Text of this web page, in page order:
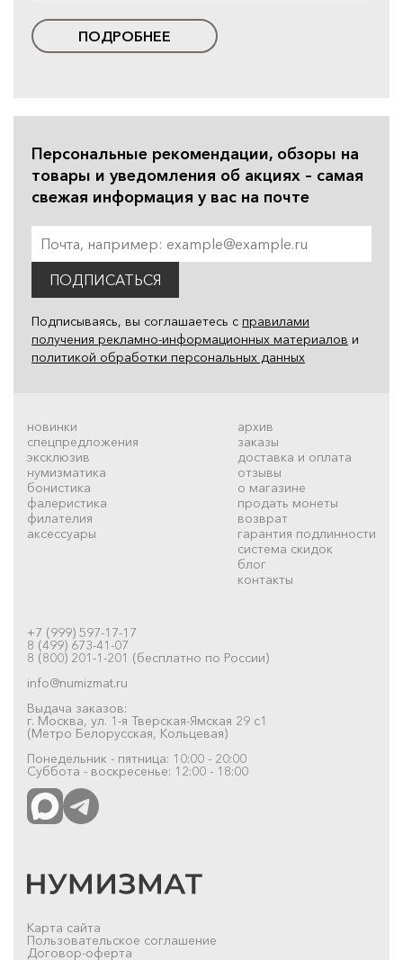
ПОДРОБНЕЕ
Персональные рекомендации, обзоры на
товары и уведомления об акциях – самая
свежая информация у вас на почте
ПОДПИСАТЬСЯ
Подписываясь, вы соглашаетесь с правилами
получения рекламно-информационных материалов и
политикой обработки персональных данных
новинки
спецпредложения
эксклюзив
нумизматика
бонистика
фалеристика
филателия
аксессуары
архив
заказы
доставка и оплата
отзывы
о магазине
продать монеты
возврат
гарантия подлинности
система скидок
блог
контакты
+7 (999) 597-17-17
8 (499) 673-41-07
8 (800) 201-1-201 (бесплатно по России)
info@numizmat.ru
Выдача заказов:
г. Москва, ул. 1-я Тверская-Ямская 29 с1
(Метро Белорусская, Кольцевая)
Понедельник - пятница: 10:00 - 20:00
Суббота - воскресенье: 12:00 - 18:00
Карта сайта
Пользовательское соглашение
Договор-оферта